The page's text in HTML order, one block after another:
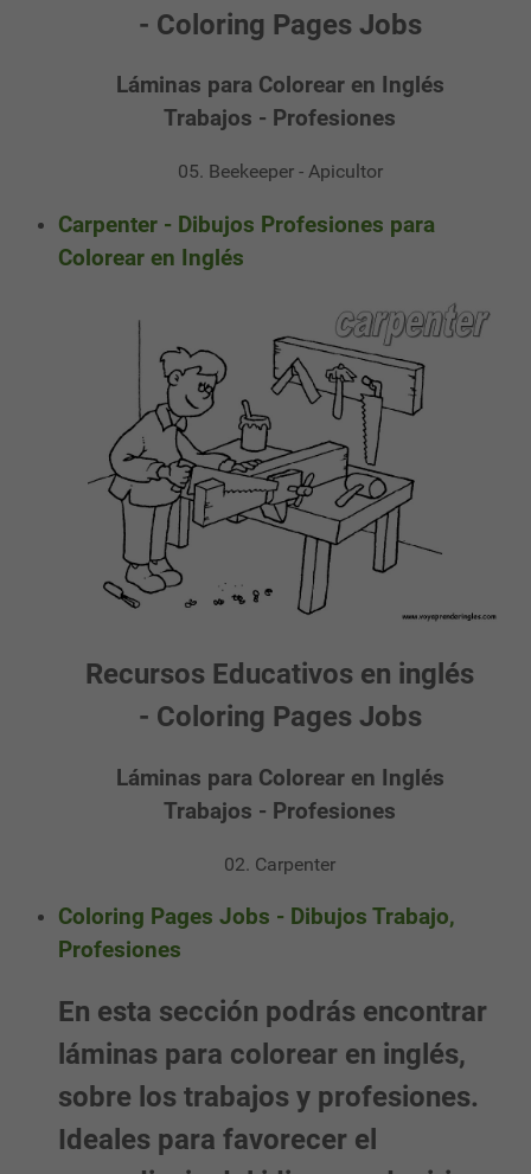
- Coloring Pages Jobs
Láminas para Colorear en Inglés
Trabajos - Profesiones
05. Beekeeper - Apicultor
Carpenter - Dibujos Profesiones para
Colorear en Inglés
Recursos Educativos en inglés
- Coloring Pages Jobs
Láminas para Colorear en Inglés
Trabajos - Profesiones
02. Carpenter
Coloring Pages Jobs - Dibujos Trabajo,
Profesiones
En esta sección podrás encontrar
láminas para colorear en inglés,
sobre los trabajos y profesiones.
Ideales para favorecer el